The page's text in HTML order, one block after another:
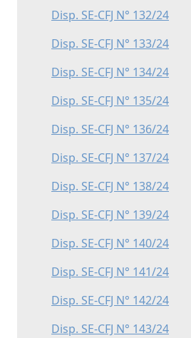
Disp. SE-CFJ N° 132/24
Disp. SE-CFJ N° 133/24
Disp. SE-CFJ N° 134/24
Disp. SE-CFJ N° 135/24
Disp. SE-CFJ N° 136/24
Disp. SE-CFJ N° 137/24
Disp. SE-CFJ N° 138/24
Disp. SE-CFJ N° 139/24
Disp. SE-CFJ N° 140/24
Disp. SE-CFJ N° 141/24
Disp. SE-CFJ N° 142/24
Disp. SE-CFJ N° 143/24